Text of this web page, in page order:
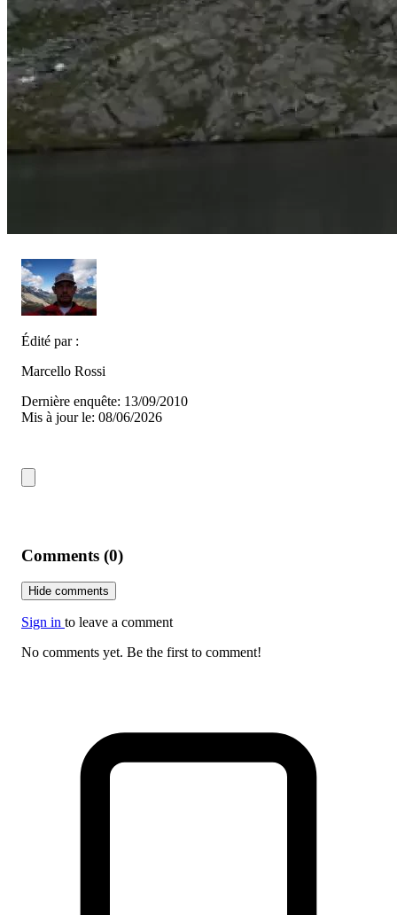
Édité par :
Marcello Rossi
Dernière enquête: 13/09/2010
Mis à jour le: 08/06/2026
Comments (0)
Hide comments
Sign in to leave a comment
No comments yet. Be the first to comment!